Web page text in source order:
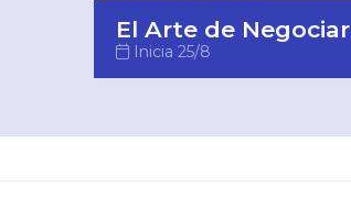
El Arte de Negociar
Inicia 25/8